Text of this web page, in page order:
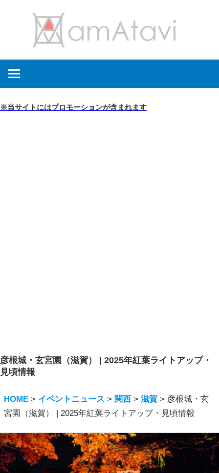
キ
を
→
※当サイトにはプロモーションが含まれます
彦根城・玄宮園（滋賀） | 2025年紅葉ライトアップ・
見頃情報
HOME > イベントニュース > 関西 >滋賀 > 彦根城・玄
宮園（滋賀） | 2025年紅葉ライトアップ・見頃情報